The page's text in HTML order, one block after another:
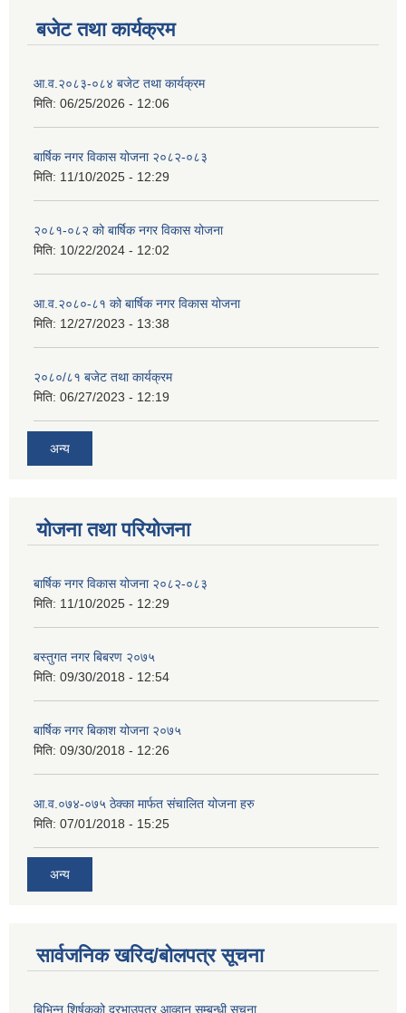
बजेट तथा कार्यक्रम
आ.व.२०८३-०८४ बजेट तथा कार्यक्रम
मिति: 06/25/2026 - 12:06
बार्षिक नगर विकास योजना २०८२-०८३
मिति: 11/10/2025 - 12:29
२०८१-०८२ को बार्षिक नगर विकास योजना
मिति: 10/22/2024 - 12:02
आ.व.२०८०-८१ को बार्षिक नगर विकास योजना
मिति: 12/27/2023 - 13:38
२०८०/८१ बजेट तथा कार्यक्रम
मिति: 06/27/2023 - 12:19
अन्य
योजना तथा परियोजना
बार्षिक नगर विकास योजना २०८२-०८३
मिति: 11/10/2025 - 12:29
बस्तुगत नगर बिबरण २०७५
मिति: 09/30/2018 - 12:54
बार्षिक नगर बिकाश योजना २०७५
मिति: 09/30/2018 - 12:26
आ.व.०७४-०७५ ठेक्का मार्फत संचालित योजना हरु
मिति: 07/01/2018 - 15:25
अन्य
सार्वजनिक खरिद/बोलपत्र सूचना
बिभिन्‍न शिर्षकको दरभाउपत्र आव्हान सम्बन्धी सूचना